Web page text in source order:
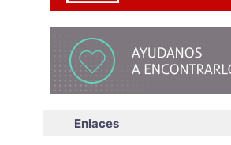
Enlaces